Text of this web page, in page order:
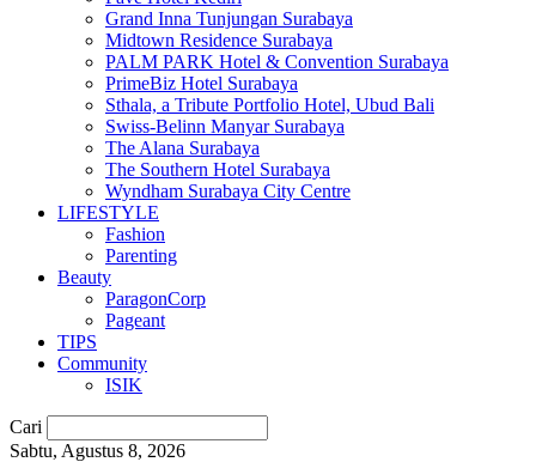
Grand Inna Tunjungan Surabaya
Midtown Residence Surabaya
PALM PARK Hotel & Convention Surabaya
PrimeBiz Hotel Surabaya
Sthala, a Tribute Portfolio Hotel, Ubud Bali
Swiss-Belinn Manyar Surabaya
The Alana Surabaya
The Southern Hotel Surabaya
Wyndham Surabaya City Centre
LIFESTYLE
Fashion
Parenting
Beauty
ParagonCorp
Pageant
TIPS
Community
ISIK
Cari
Sabtu, Agustus 8, 2026